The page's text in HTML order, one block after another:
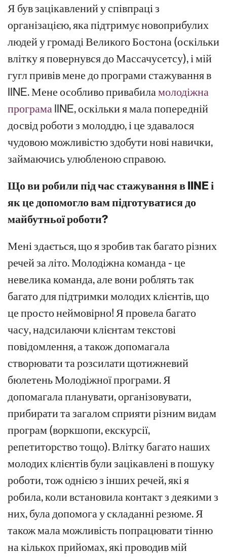
Я був зацікавлений у співпраці з
організацією, яка підтримує новоприбулих
людей у громаді Великого Бостона (оскільки
влітку я повернувся до Массачусетсу), і мій
гугл привів мене до програми стажування в
IINE. Мене особливо привабиламолодіжна
програма IINE, оскільки я мала попередній
досвід роботи з молоддю, і це здавалося
чудовою можливістю здобути нові навички,
займаючись улюбленою справою.
Що ви робили під час стажування в IINE і
як це допомогло вам підготуватися до
майбутньої роботи?
Мені здається, що я зробив так багато різних
речей за літо. Молодіжна команда - це
невелика команда, але вони роблять так
багато для підтримки молодих клієнтів, що
це просто неймовірно! Я провела багато
часу, надсилаючи клієнтам текстові
повідомлення, а також допомагала
створювати та розсилати щотижневий
бюлетень Молодіжної програми. Я
допомагала планувати, організовувати,
прибирати та загалом сприяти різним видам
програм (воркшопи, екскурсії,
репетиторство тощо). Влітку багато наших
молодих клієнтів були зацікавлені в пошуку
роботи, тож однією з інших речей, які я
робила, коли встановила контакт з деякими з
них, була допомога у складанні резюме. Я
також мала можливість попрацювати тінню
на кількох прийомах, які проводив мій